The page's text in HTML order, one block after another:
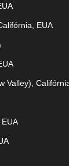
EUA
Valley),